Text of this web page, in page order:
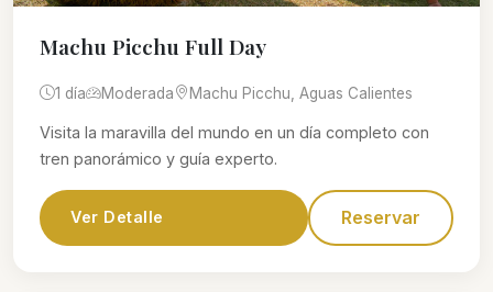
Machu Picchu Full Day
1 día Moderada Machu Picchu, Aguas Calientes
Visita la maravilla del mundo en un día completo con
tren panorámico y guía experto.
Ver Detalle Reservar